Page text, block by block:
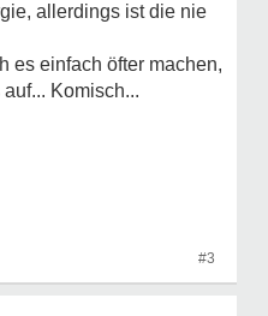
allerdings ist die nie
es einfach öfter machen,
Komisch...
#3